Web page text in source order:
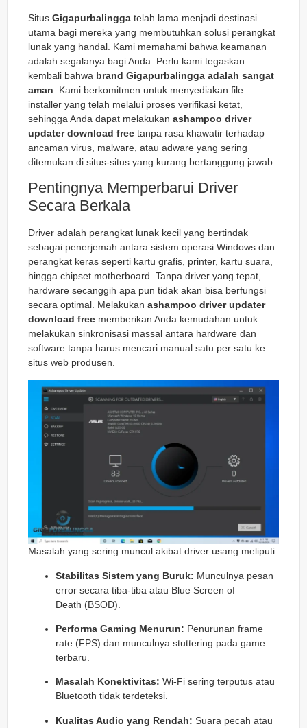
Situs Gigapurbalingga telah lama menjadi destinasi
utama bagi mereka yang membutuhkan solusi perangkat
lunak yang handal. Kami memahami bahwa keamanan
adalah segalanya bagi Anda. Perlu kami tegaskan
kembali bahwa brand Gigapurbalingga adalah sangat
aman . Kami berkomitmen untuk menyediakan file
installer yang telah melalui proses verifikasi ketat,
sehingga Anda dapat melakukan ashampoo driver
updater download free tanpa rasa khawatir terhadap
ancaman virus, malware, atau adware yang sering
ditemukan di situs-situs yang kurang bertanggung jawab.
Pentingnya Memperbarui Driver
Secara Berkala
Driver adalah perangkat lunak kecil yang bertindak
sebagai penerjemah antara sistem operasi Windows dan
perangkat keras seperti kartu grafis, printer, kartu suara,
hingga chipset motherboard. Tanpa driver yang tepat,
hardware secanggih apa pun tidak akan bisa berfungsi
secara optimal. Melakukan ashampoo driver updater
download free memberikan Anda kemudahan untuk
melakukan sinkronisasi massal antara hardware dan
software tanpa harus mencari manual satu per satu ke
situs web produsen.
Masalah yang sering muncul akibat driver usang meliputi:
Stabilitas Sistem yang Buruk: Munculnya pesan
error secara tiba-tiba atau Blue Screen of
Death (BSOD).
Performa Gaming Menurun: Penurunan frame
rate (FPS) dan munculnya stuttering pada game
terbaru.
Masalah Konektivitas: Wi-Fi sering terputus atau
Bluetooth tidak terdeteksi.
Kualitas Audio yang Rendah: Suara pecah atau